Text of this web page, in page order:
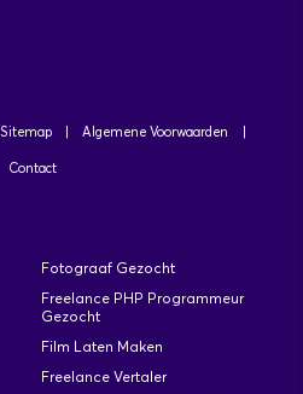
Sitemap Algemene Voorwaarden
Contact
Fotograaf Gezocht
Freelance PHP Programmeur
Gezocht
Film Laten Maken
Freelance Vertaler